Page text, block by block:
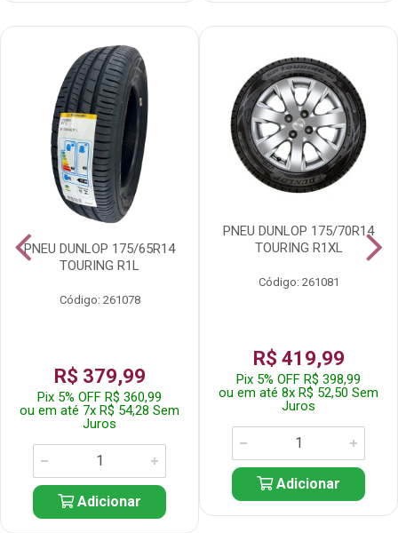
PNEU DUNLOP 175/65R14
TOURING R1L
Código: 261078
R$ 379,99
Pix 5% OFF R$ 360,99
ou em até 7x R$ 54,28 Sem
Juros
Adicionar
PNEU DUNLOP 175/70R14
TOURING R1XL
Código: 261081
R$ 419,99
Pix 5% OFF R$ 398,99
ou em até 8x R$ 52,50 Sem
Juros
Adicionar